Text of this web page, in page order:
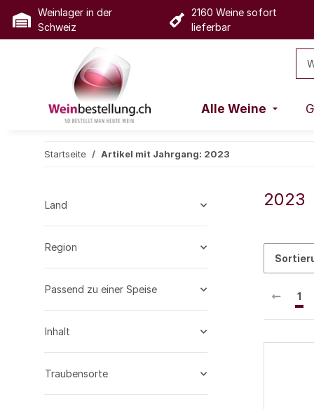
Weinlager in der
Schweiz
2160 Weine sofort
lieferbar
Alle Weine
Startseite Artikel mit Jahrgang: 2023
2023
1
Land
Region
Passend zu einer Speise
Inhalt
Traubensorte